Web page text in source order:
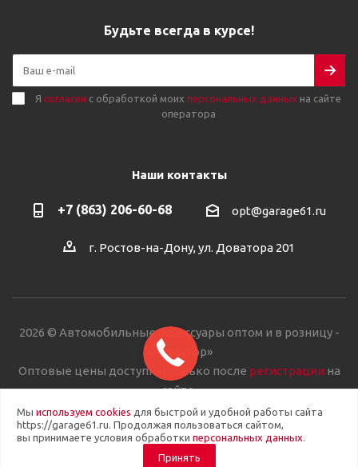
Будьте всегда в курсе!
Я согласен с обработкой моих персональных данных на сайте
оператора
Наши контакты
+7 (863) 206-60-68 opt@garage61.ru
г. Ростов-на-Дону, ул. Доватора 201
2026 © Автомобильные аксессуары оптом и в розницу -
«Автостор»
Оптовые цены доступны только после регистрации на
сайте.
Мы используем cookies для быстрой и удобной работы сайта
https://garage61.ru. Продолжая пользоваться сайтом,
вы принимаете условия обработки персональных данных.
Принять